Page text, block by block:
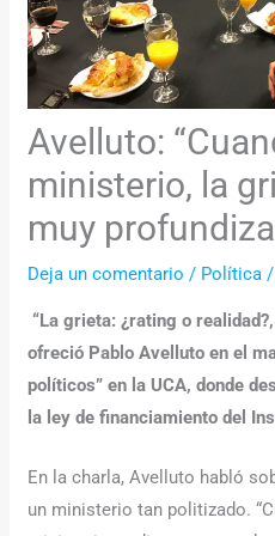
Avelluto:
ministerio, la
muy
Deja un comentario / Política
“La grieta: ¿rating o
ofreció Pablo Avelluto en el
políticos” en la UCA, donde
la ley de financiamiento del
En la charla, Avelluto habló
un ministerio tan politizado.